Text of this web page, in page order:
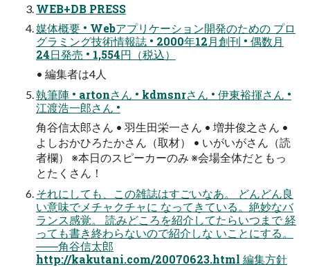
WEB+DB PRESS
媒体概要 • Webアプリケーション開発のための プロ
グラミング技術情報誌 • 2000年12月創刊 • 偶数月
24日発売 • 1,554円（税込）
• 編集者は4人
執筆陣 • artonさん • kdmsnrさん • 伊東裕揮さん •
江渡浩一郎さん •
角谷信太郎さん • 羽生田栄一さん • 増井俊之さん •
よしおかひろたかさん（取材） • いがいがさん（読
者欄） ※本日のスピーカーのみ ※会場全体だともっ
とたくさん！
それにしても、この雑誌はすごいなあ。 どんどん良
い意味でメチャクチャに なってきている。絶妙なバ
ランス感覚。 読みどころを紹介してたらいつまで 経
っても書き終わらないので紹介しな いことにする。
――角谷信太郎
http://kakutani.com/20070623.html 編集方針